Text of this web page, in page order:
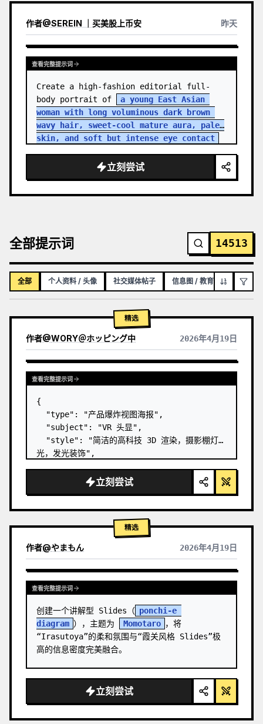
作者@SEREIN ｜买美股上币安 昨天
查看完整提示词
Create a high-fashion editorial full-
body portrait of
a young East Asian
woman with long voluminous dark brown
wavy hair, sweet-cool mature aura, pale
skin, and soft but intense eye contact
立刻尝试
全部提示词 14513
全部 个人资料 / 头像 社交媒体帖子 信息图 / 教育视觉图
精选
作者@WORY＠ホッピング中 2026年4月19日
查看完整提示词
{
  "type": "产品爆炸视图海报",
  "subject": "VR 头显",
  "style": "简洁的高科技 3D 渲染，摄影棚灯
光，发光装饰",
  "header": {
    "logo": "∞
Meta Quest 3 ",
立刻尝试
精选
作者@やまもん 2026年4月19日
查看其它模型的结果
查看完整提示词
创建一个讲解型 Slides（ ponchi-e
diagram ），主题为 Momotaro ，将
“Irasutoya”的柔和氛围与“霞关风格 Slides”极
高的信息密度完美融合。
立刻尝试